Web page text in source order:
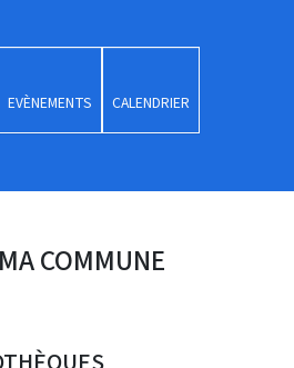
EVÈNEMENTS CALENDRIER
COMMUNE